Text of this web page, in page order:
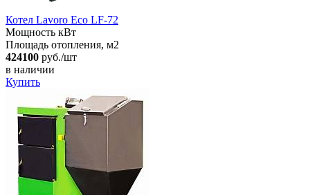
Котел Lavoro Eco LF-72
Мощность кВт
Площадь отопления, м2
424100 руб./шт
в наличии
Купить